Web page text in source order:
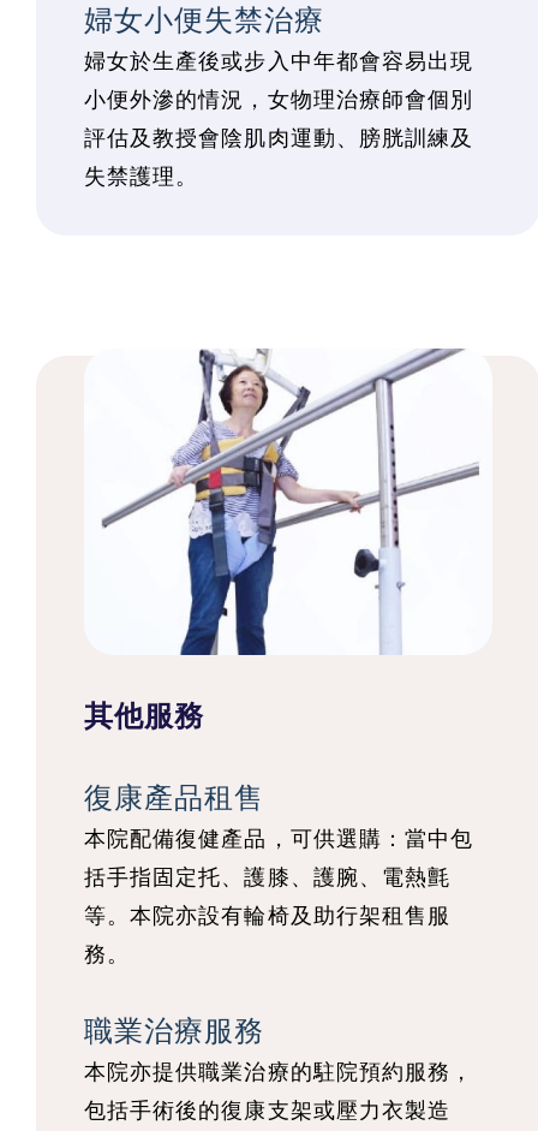
婦女小便失禁治療
婦女於生產後或步入中年都會容易出現
小便外滲的情況，女物理治療師會個別
評估及教授會陰肌肉運動、膀胱訓練及
失禁護理。
其他服務
復康產品租售
本院配備復健產品，可供選購：當中包
括手指固定托、護膝、護腕、電熱氈
等。本院亦設有輪椅及助行架租售服
務。
職業治療服務
本院亦提供職業治療的駐院預約服務，
包括手術後的復康支架或壓力衣製造